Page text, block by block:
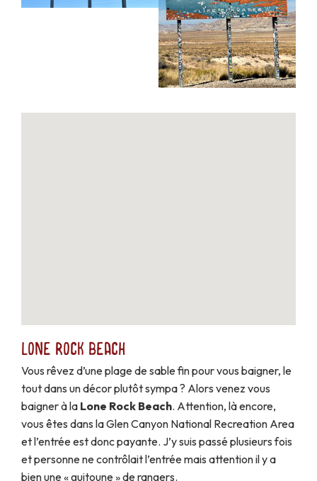
Lone Rock Beach
Vous rêvez d’une plage de sable fin pour vous baigner, le
tout dans un décor plutôt sympa ? Alors venez vous
baigner à la Lone Rock Beach. Attention, là encore,
vous êtes dans la Glen Canyon National Recreation Area
et l’entrée est donc payante. J’y suis passé plusieurs fois
et personne ne contrôlait l’entrée mais attention il y a
bien une « guitoune » de rangers.